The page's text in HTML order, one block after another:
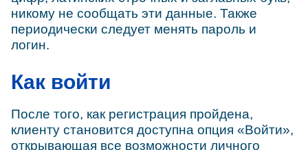
никому не сообщать эти данные. Также
периодически следует менять пароль и
логин.
Как войти
После того, как регистрация пройдена,
клиенту становится доступна опция «Войти»,
открывающая все возможности личного